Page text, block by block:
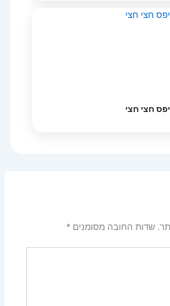
חצי חצי
שדות החובה מסומנים*